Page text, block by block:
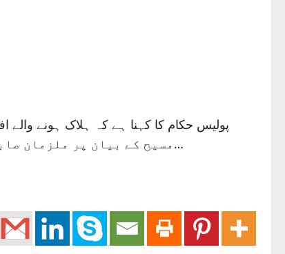
مسیح کے بیان پر ملزمان صابر اور راجہ مسیح کے خلاف درج کیا گیا ہے۔ جائے وقوعہ سے فرانزک ٹیموں نے شواہد اکھٹے کرلیے ہیں۔…